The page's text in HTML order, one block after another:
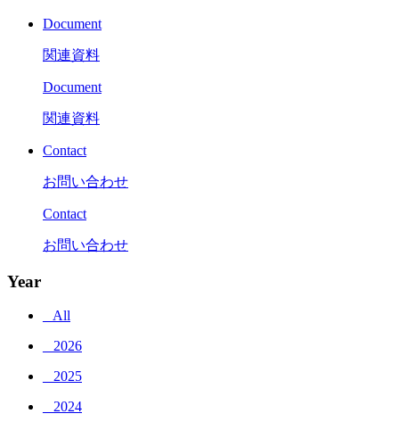
Document
関連資料
Document
関連資料
Contact
お問い合わせ
Contact
お問い合わせ
Year
_ All
_ 2026
_ 2025
_ 2024